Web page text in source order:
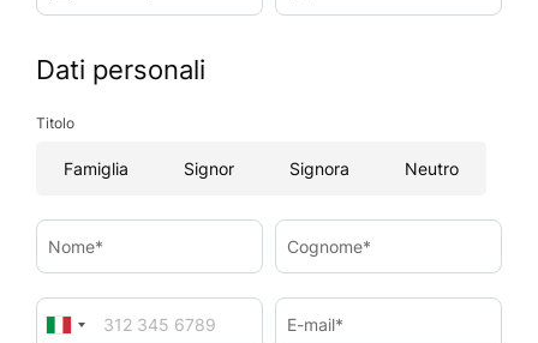
Dati personali
Titolo
Famiglia Signor Signora Neutro
Nome* Cognome*
E-mail*